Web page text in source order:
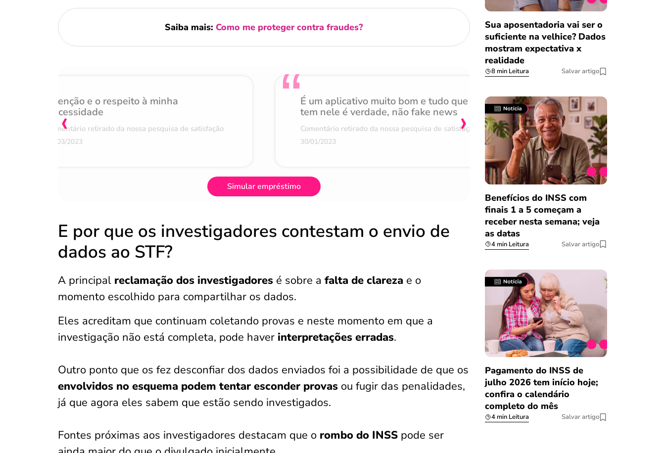
Saiba mais: Como me proteger contra fraudes?
Atenção e o respeito à minha
necessidade
Comentário retirado da nossa pesquisa de satisfação
07/03/2023
É um aplicativo muito bom e tudo que
tem nele é verdade, não fake news
Comentário retirado da nossa pesquisa de satisfação
30/01/2023
Achei muito rápido,
burocracia
Comentário retirado da nossa
08/03/2023
‹ ›
Simular empréstimo
E por que os investigadores contestam o envio de
dados ao STF?
A principal reclamação dos investigadores é sobre a falta de clareza e o
momento escolhido para compartilhar os dados.
Eles acreditam que continuam coletando provas e neste momento em que a
investigação não está completa, pode haver interpretações erradas.
Outro ponto que os fez desconfiar dos dados enviados foi a possibilidade de que os
envolvidos no esquema podem tentar esconder provas ou fugir das penalidades,
já que agora eles sabem que estão sendo investigados.
Fontes próximas aos investigadores destacam que o rombo do INSS pode ser
Sua aposentadoria vai ser o
suficiente na velhice? Dados
mostram expectativa x
realidade
8 min Leitura Salvar artigo
Benefícios do INSS com
finais 1 a 5 começam a
receber nesta semana; veja
as datas
4 min Leitura Salvar artigo
Pagamento do INSS de
julho 2026 tem início hoje;
confira o calendário
completo do mês
4 min Leitura Salvar artigo